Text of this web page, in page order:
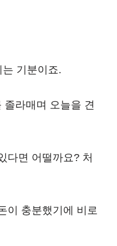
기분이죠.
라매며 오늘을 견
다면 어떨까요? 처
이 충분했기에 비로